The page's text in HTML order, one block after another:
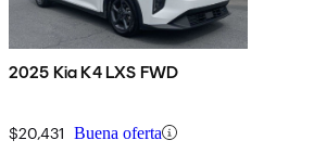
2025 Kia K4 LXS FWD
$20,431 Buena oferta